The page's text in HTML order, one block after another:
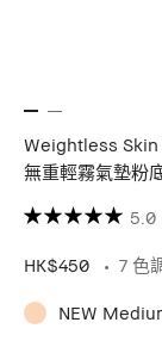
Weightless Skin
無重輕霧氣墊粉
5.0
HK$450 7 色
NEW